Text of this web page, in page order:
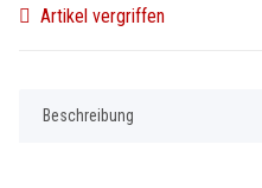
Artikel vergriffen
Beschreibung